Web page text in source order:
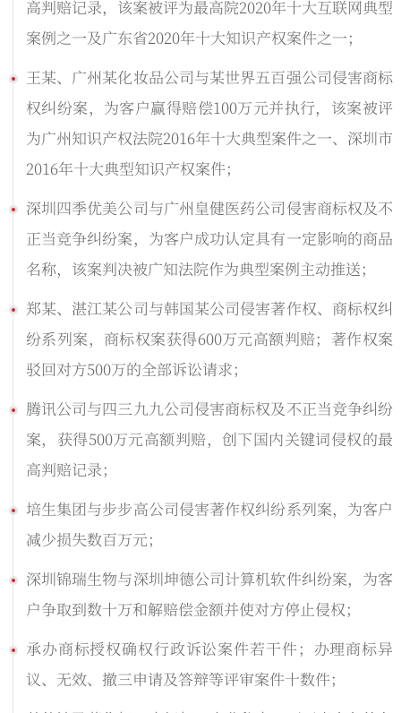
高判赔记录，该案被评为最高院2020年十大互联网典型
案例之一及广东省2020年十大知识产权案件之一；
王某、广州某化妆品公司与某世界五百强公司侵害商标
权纠纷案，为客户赢得赔偿100万元并执行，该案被评
为广州知识产权法院2016年十大典型案件之一、深圳市
2016年十大典型知识产权案件；
深圳四季优美公司与广州皇健医药公司侵害商标权及不
正当竞争纠纷案，为客户成功认定具有一定影响的商品
名称，该案判决被广知法院作为典型案例主动推送；
郑某、湛江某公司与韩国某公司侵害著作权、商标权纠
纷系列案，商标权案获得600万元高额判赔；著作权案
驳回对方500万的全部诉讼请求；
腾讯公司与四三九九公司侵害商标权及不正当竞争纠纷
案，获得500万元高额判赔，创下国内关键词侵权的最
高判赔记录；
培生集团与步步高公司侵害著作权纠纷系列案，为客户
减少损失数百万元；
深圳锦瑞生物与深圳坤德公司计算机软件纠纷案，为客
户争取到数十万和解赔偿金额并使对方停止侵权；
承办商标授权确权行政诉讼案件若干件；办理商标异
议、无效、撤三申请及答辩等评审案件十数件；